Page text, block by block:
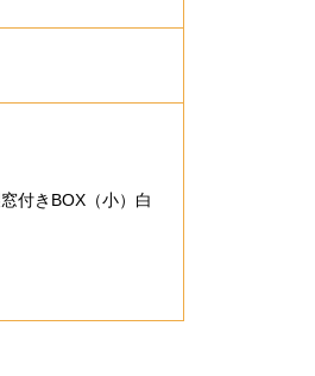
付きBOX（小）白